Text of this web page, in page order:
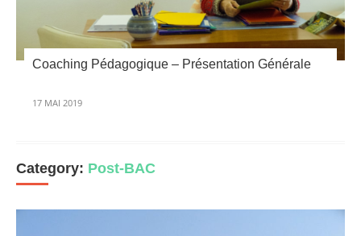
Coaching Pédagogique – Présentation Générale
17 MAI 2019
Category: Post-BAC